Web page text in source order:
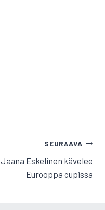
SEURAAVA
Jaana Eskelinen kävelee
Eurooppa cupissa